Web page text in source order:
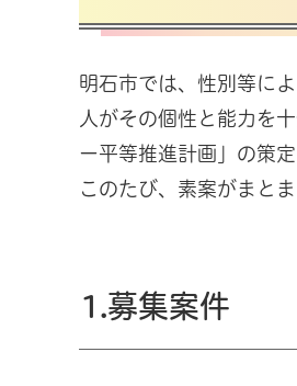
明石市では、性別等に
人がその個性と能力を
ー平等推進計画」の策定
このたび、素案がまと
1.募集案件